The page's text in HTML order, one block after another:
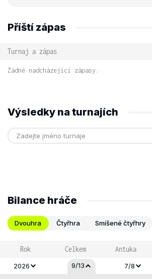
Příští zápas
Turnaj a zápas
Žádné nadcházející zápasy.
Výsledky na turnajích
Bilance hráče
Dvouhra Čtyřhra Smíšené čtyřhry
Rok Celkem Antuka
2026 9/13 7/8